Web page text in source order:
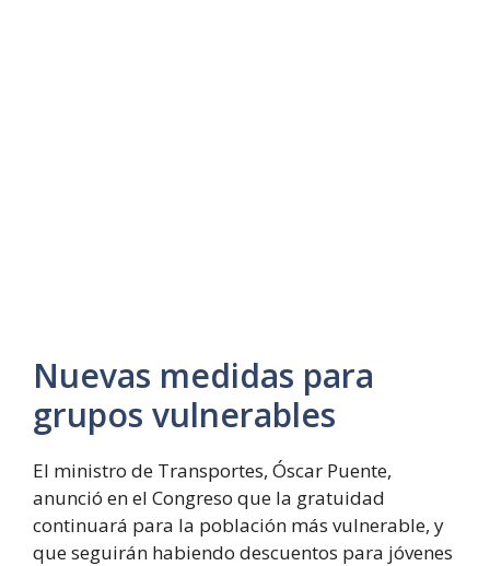
Nuevas medidas para
grupos vulnerables
El ministro de Transportes, Óscar Puente,
anunció en el Congreso que la gratuidad
continuará para la población más vulnerable, y
que seguirán habiendo descuentos para jóvenes